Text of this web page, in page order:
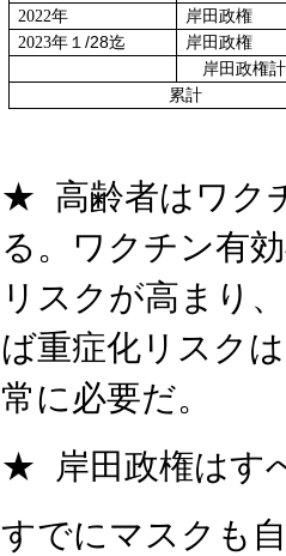
2022年
岸田政権
2023年１ /28迄
岸田政権
岸田政権計
累計
★ 高齢者はワク
る。ワクチン有
リスクが高まり
ば重症化リスク
常に必要だ。
★ 岸田政権はす
すでにマスクも